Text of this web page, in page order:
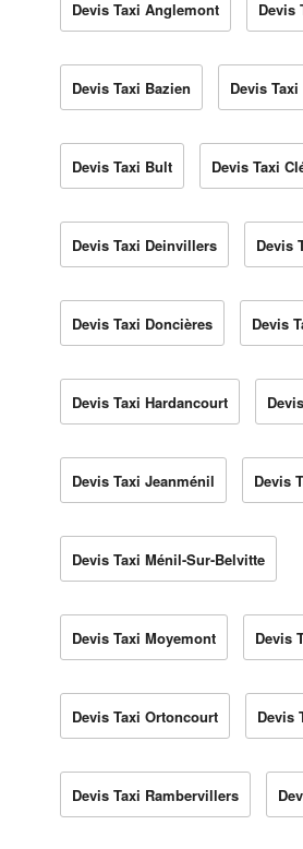
Devis Taxi Anglemont Devis
Devis Taxi Bazien Devis Taxi
Devis Taxi Bult Devis Taxi
Devis Taxi Deinvillers Devis
Devis Taxi Doncières Devis
Devis Taxi Hardancourt
Devis Taxi Jeanménil Devis
Devis Taxi Ménil-Sur-Belvitte
Devis Taxi Moyemont Devis
Devis Taxi Ortoncourt Devis
Devis Taxi Rambervillers